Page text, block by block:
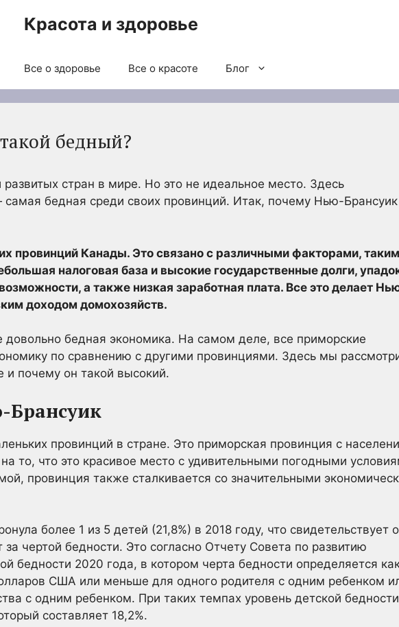
Красота и здоровье
Все о здоровье Все о красоте Блог
бедный?
стран в мире. Но это не идеальное место. Здесь
бедная среди своих провинций. Итак, почему Нью-Брансуик
провинций Канады. Это связано с различными факторами,
налоговая база и высокие государственные долги,
а также низкая заработная плата. Все это делает
доходом домохозяйств.
бедная экономика. На самом деле, все приморские
по сравнению с другими провинциями. Здесь мы
и почему он такой высокий.
Брансуик
провинций в стране. Это приморская провинция с
то, что это красивое место с удивительными погодными
провинция также сталкивается со значительными
более 1 из 5 детей (21,8%) в 2018 году, что свидетельствует о
чертой бедности. Это согласно Отчету Совета по развитию
бедности 2020 года, в котором черта бедности определяется
США или меньше для одного родителя с одним ребенком
с одним ребенком. При таких темпах уровень детской бедности
составляет 18,2%.